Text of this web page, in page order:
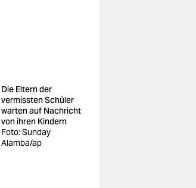
Die Eltern der
vermissten Schüler
warten auf Nachricht
von ihren Kindern
Foto: Sunday
Alamba/ap